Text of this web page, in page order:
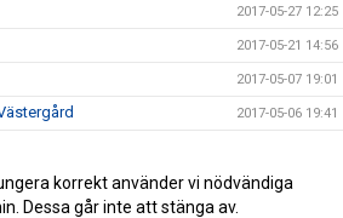
2017-05-27 12:25
2017-05-21 14:56
2017-05-07 19:01
2017-05-06 19:41
4 2017-04-27 12:40
ÄFF 0-2
korrekt använder vi nödvändiga
Dessa går inte att stänga av.